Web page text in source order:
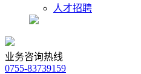
人才招聘
业务咨询热线
0755-83739159